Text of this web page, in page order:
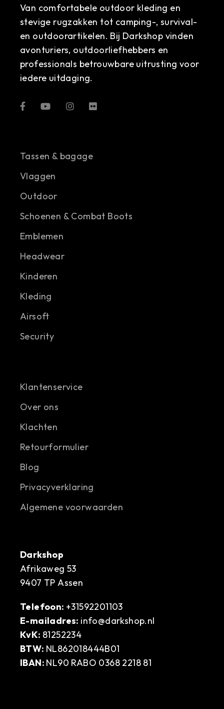
Van comfortabele outdoor kleding en
stevige rugzakken tot camping-, survival-
en outdoorartikelen. Bij Darkshop vinden
avonturiers, outdoorliefhebbers en
professionals betrouwbare uitrusting voor
iedere uitdaging.
Tassen & bagage
Vlaggen
Outdoor
Schoenen & Combat Boots
Emblemen
Headwear
Kinderen
Kleding
Airsoft
Security
Klantenservice
Over ons
Klachten
Retourformulier
Blog
Privacyverklaring
Algemene voorwaarden
Darkshop
Afrikaweg 53
9407 TP Assen
Telefoon: +31592201103
E-mailadres: info@darkshop.nl
KvK: 81252234
BTW: NL862018444B01
IBAN: NL90 RABO 0368 2218 81